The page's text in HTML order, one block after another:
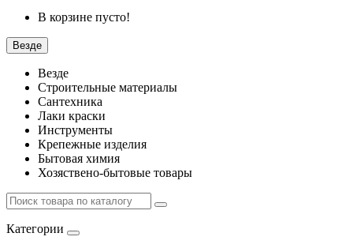
В корзине пусто!
Везде
Везде
Строительные материалы
Сантехника
Лаки краски
Инструменты
Крепежные изделия
Бытовая химия
Хозяствено-бытовые товары
Категории